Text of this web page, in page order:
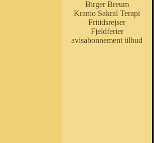
Birger Breum
Kranio Sakral Terapi
Fritidsrejser
Fjeldferier
avisabonnement tilbud